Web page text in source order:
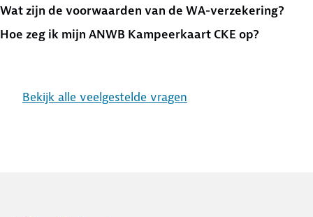
Wat zijn de voorwaarden van de WA-verzekering?
Hoe zeg ik mijn ANWB Kampeerkaart CKE op?
Bekijk alle veelgestelde vragen